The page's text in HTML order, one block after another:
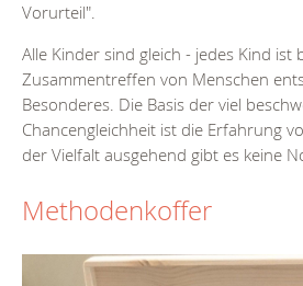
Vorurteil".
Alle Kinder sind gleich - jedes Kind ist
Zusammentreffen von Menschen
Besonderes. Die Basis der viel
Chancengleichheit ist die Erfahrung
der Vielfalt ausgehend gibt es keine
Methodenkoffer